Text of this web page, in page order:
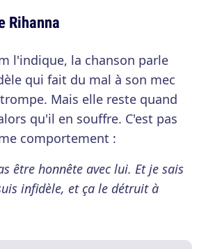
Rihanna
l'indique, la chanson parle
qui fait du mal à son mec
Mais elle reste quand
qu'il en souffre. C'est pas
comportement :
être honnête avec lui. Et je sais
infidèle, et ça le détruit à